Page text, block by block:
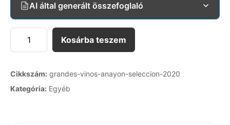
AI által generált összefoglaló
Kosárba teszem
Cikkszám: grandes-vinos-anayon-seleccion-2020
Kategória: Egyéb